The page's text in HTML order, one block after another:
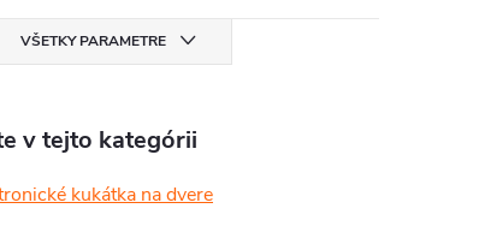
VŠETKY PARAMETRE
v tejto kategórii
kukátka na dvere